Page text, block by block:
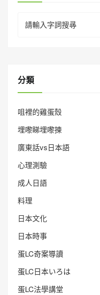
for:
分類
咀裡的雞蛋殼
埋嚟睇埋嚟揀
廣東話vs日本語
心理測驗
成人日語
料理
日本文化
日本時事
蛋LC奇案導讀
蛋LC日本いろは
蛋LC法學講堂